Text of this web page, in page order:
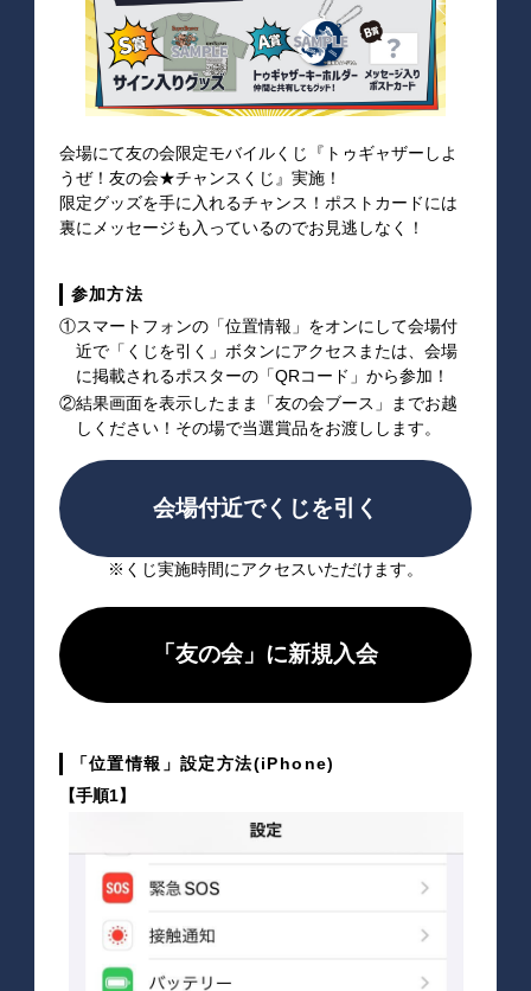
会場にて友の会限定モバイルくじ『トゥギャザーしよ
うぜ！友の会★チャンスくじ』実施！
限定グッズを手に入れるチャンス！ポストカードには
裏にメッセージも入っているのでお見逃しなく！
参加方法
①スマートフォンの「位置情報」をオンにして会場付
近で「くじを引く」ボタンにアクセスまたは、会場
に掲載されるポスターの「QRコード」から参加！
②結果画面を表示したまま「友の会ブース」までお越
しください！その場で当選賞品をお渡しします。
会場付近でくじを引く
※くじ実施時間にアクセスいただけます。
「友の会」に新規入会
「位置情報」設定方法(iPhone)
【手順1】